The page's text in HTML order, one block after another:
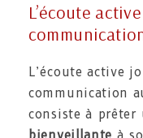
L’écoute
L’écoute active
communication
consiste à